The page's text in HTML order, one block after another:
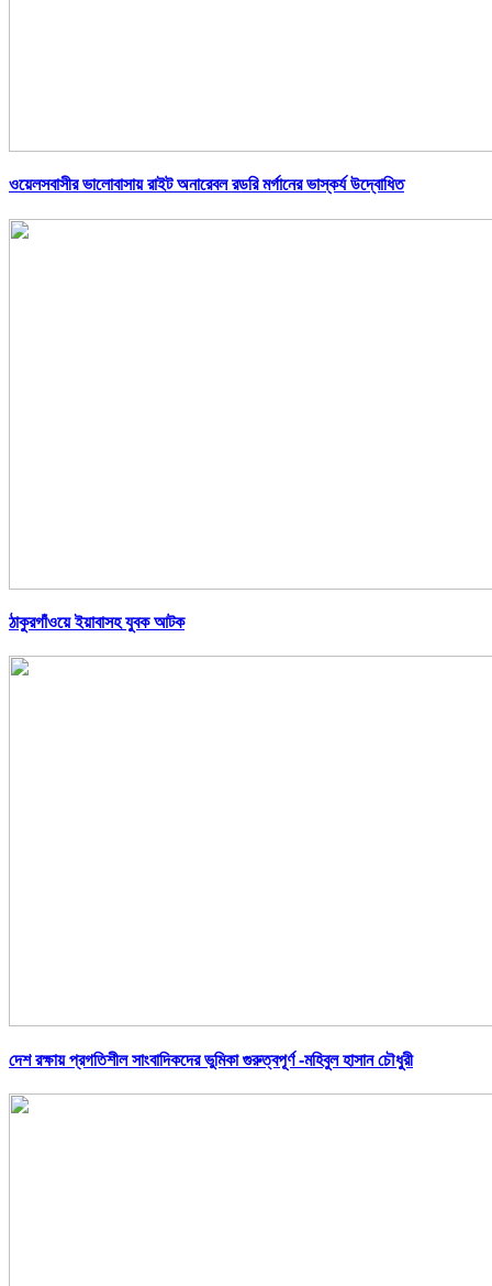
ওয়েলসবাসীর ভালোবাসায় রাইট অনারেবল রডরি মর্গানের ভাস্কর্য উদ্বোধিত
ঠাকুরগাঁওয়ে ইয়াবাসহ যুবক আটক
দেশ রক্ষায় প্রগতিশীল সাংবাদিকদের ভুমিকা গুরুত্বপূর্ণ -মহিবুল হাসান চৌধুরী